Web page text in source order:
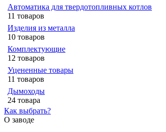
Автоматика для твердотопливных котлов
11 товаров
Изделия из металла
10 товаров
Комплектующие
12 товаров
Уцененные товары
11 товаров
Дымоходы
24 товара
Как выбрать?
О заводе